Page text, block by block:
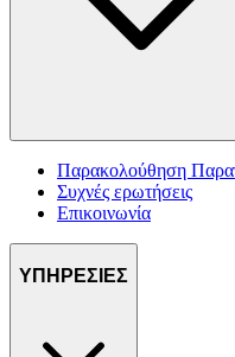
Παρακολούθηση
Συχνές ερωτήσεις
Επικοινωνία
ΥΠΗΡΕΣΙΕΣ